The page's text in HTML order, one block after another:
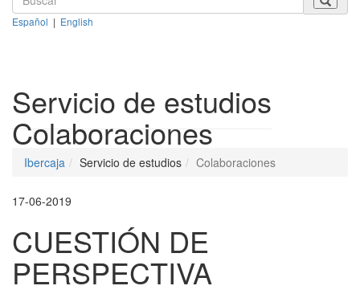
Español | English
Servicio de estudios
Colaboraciones
Ibercaja Servicio de estudios Colaboraciones
17-06-2019
CUESTIÓN DE
PERSPECTIVA